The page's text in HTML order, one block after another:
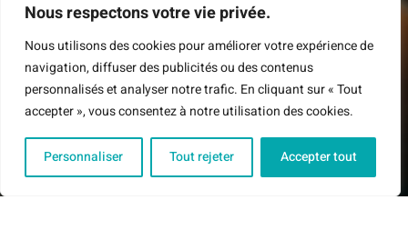
Nous respectons votre vie privée.
Nous utilisons des cookies pour améliorer votre expérience de
navigation, diffuser des publicités ou des contenus
personnalisés et analyser notre trafic. En cliquant sur « Tout
accepter », vous consentez à notre utilisation des cookies.
Personnaliser Tout rejeter Accepter tout